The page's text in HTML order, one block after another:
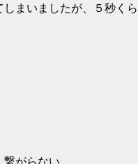
まいましたが、５秒くら
がらない。